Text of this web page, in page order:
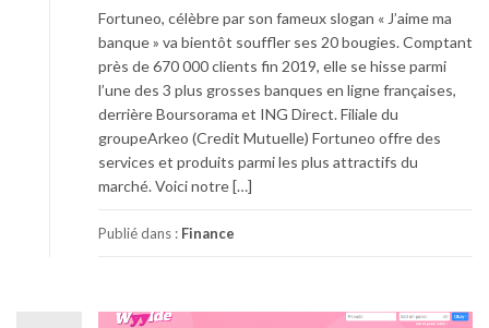
Fortuneo, célèbre par son fameux slogan « J’aime ma
banque » va bientôt souffler ses 20 bougies. Comptant
près de 670 000 clients fin 2019, elle se hisse parmi
l’une des 3 plus grosses banques en ligne françaises,
derrière Boursorama et ING Direct. Filiale du
groupeArkeo (Credit Mutuelle) Fortuneo offre des
services et produits parmi les plus attractifs du
marché. Voici notre […]
Publié dans : Finance